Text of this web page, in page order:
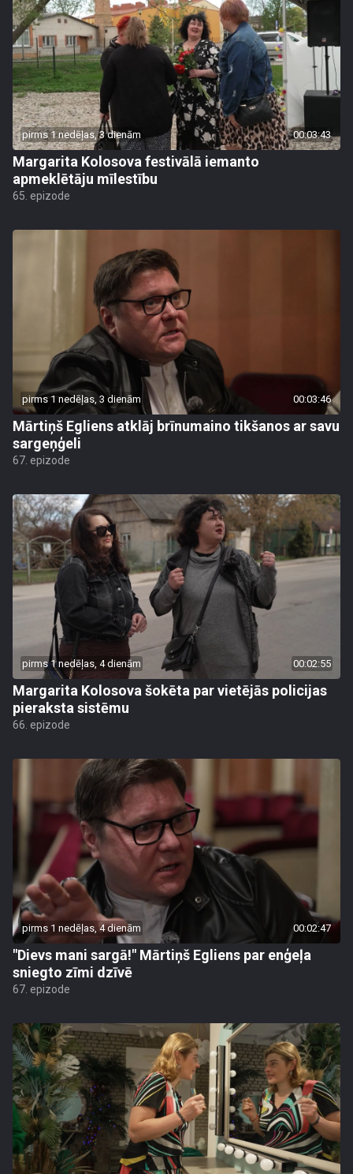
pirms 1 nedēļas, 3 dienām 00:03:43
Margarita Kolosova festivālā iemanto
apmeklētāju mīlestību
65. epizode
pirms 1 nedēļas, 3 dienām 00:03:46
Mārtiņš Egliens atklāj brīnumaino tikšanos ar savu
sargeņģeli
67. epizode
pirms 1 nedēļas, 4 dienām 00:02:55
Margarita Kolosova šokēta par vietējās policijas
pieraksta sistēmu
66. epizode
pirms 1 nedēļas, 4 dienām 00:02:47
"Dievs mani sargā!" Mārtiņš Egliens par enģeļa
sniegto zīmi dzīvē
67. epizode